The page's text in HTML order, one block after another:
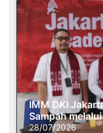
IMM DKI
Sampah
28/07/2026